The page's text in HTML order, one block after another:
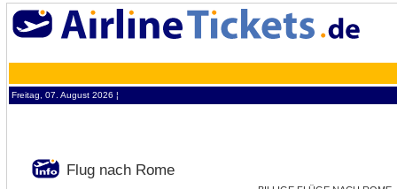
Freitag, 07. August 2026 ¦
Flug nach Rome